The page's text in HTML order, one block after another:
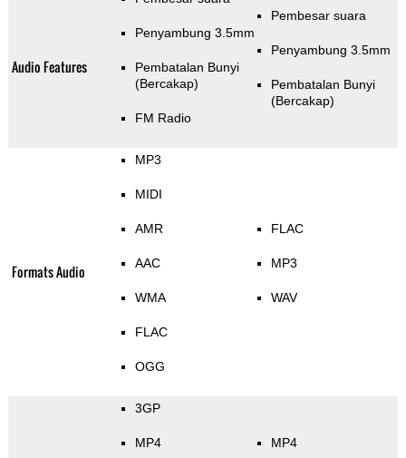
Audio Features
Penyambung 3.5mm
Pembatalan Bunyi
(Bercakap)
FM Radio
Pembesar suara
Penyambung 3.5mm
Pembatalan Bunyi
(Bercakap)
Formats Audio
MP3
MIDI
AMR
AAC
WMA
FLAC
OGG
FLAC
MP3
WAV
3GP
MP4 MP4